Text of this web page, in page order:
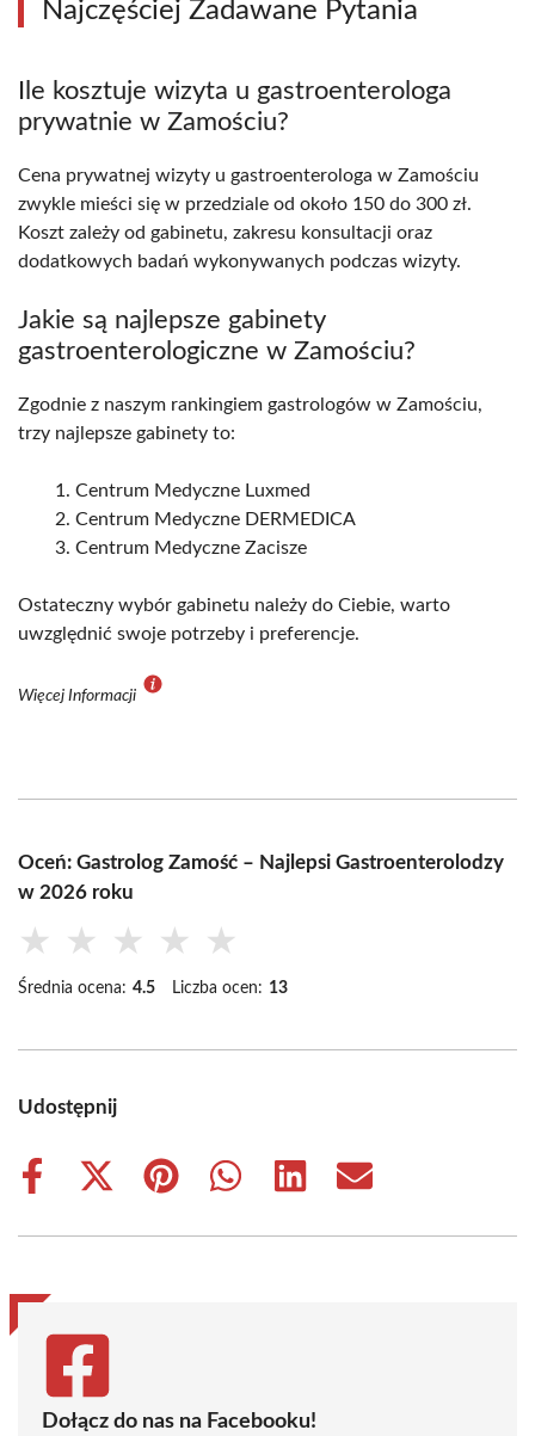
Najczęściej Zadawane Pytania
Ile kosztuje wizyta u gastroenterologa
prywatnie w Zamościu?
Cena prywatnej wizyty u gastroenterologa w Zamościu
zwykle mieści się w przedziale od około 150 do 300 zł.
Koszt zależy od gabinetu, zakresu konsultacji oraz
dodatkowych badań wykonywanych podczas wizyty.
Jakie są najlepsze gabinety
gastroenterologiczne w Zamościu?
Zgodnie z naszym rankingiem gastrologów w Zamościu,
trzy najlepsze gabinety to:
Centrum Medyczne Luxmed
Centrum Medyczne DERMEDICA
Centrum Medyczne Zacisze
Ostateczny wybór gabinetu należy do Ciebie, warto
uwzględnić swoje potrzeby i preferencje.
Więcej Informacji
Oceń: Gastrolog Zamość – Najlepsi Gastroenterolodzy
w 2026 roku
★ ★ ★ ★ ★
Średnia ocena: 4.5 Liczba ocen: 13
Udostępnij
Share
Share
(Twitter)
Share
Share
Share
Share
Dołącz do nas na Facebooku!